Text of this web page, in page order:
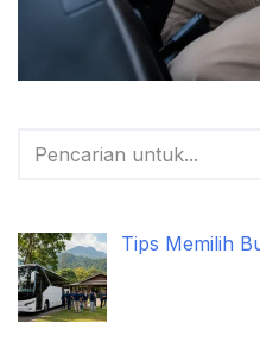
Tips Memilih